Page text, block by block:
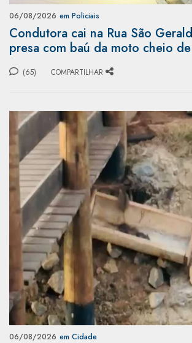
06/08/2026 em Policiais
Condutora cai na Rua São
presa com baú da moto cheio
(65) COMPARTILHAR
06/08/2026 em Cidade